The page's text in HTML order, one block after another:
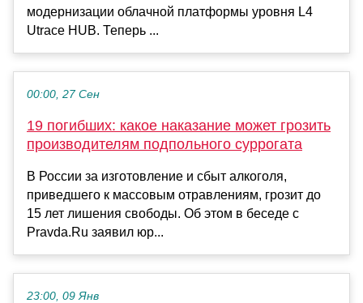
модернизации облачной платформы уровня L4
Utrace HUB. Теперь ...
00:00, 27 Сен
19 погибших: какое наказание может грозить
производителям подпольного суррогата
В России за изготовление и сбыт алкоголя,
приведшего к массовым отравлениям, грозит до
15 лет лишения свободы. Об этом в беседе с
Pravda.Ru заявил юр...
23:00, 09 Янв